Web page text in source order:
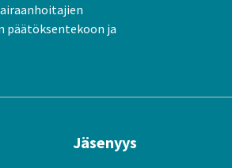
päätöksentekoon ja
Jäsenyys